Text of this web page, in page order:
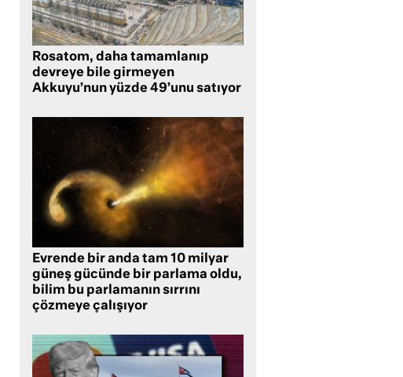
Rosatom, daha tamamlanıp
devreye bile girmeyen
Akkuyu’nun yüzde 49’unu satıyor
Evrende bir anda tam 10 milyar
güneş gücünde bir parlama oldu,
bilim bu parlamanın sırrını
çözmeye çalışıyor